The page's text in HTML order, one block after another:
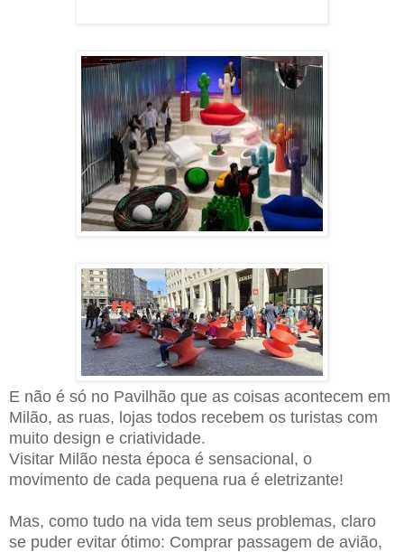
E não é só no Pavilhão que as coisas acontecem em
Milão, as ruas, lojas todos recebem os turistas com
muito design e criatividade.
Visitar Milão nesta época é sensacional, o
movimento de cada pequena rua é eletrizante!
Mas, como tudo na vida tem seus problemas, claro
se puder evitar ótimo: Comprar passagem de avião,